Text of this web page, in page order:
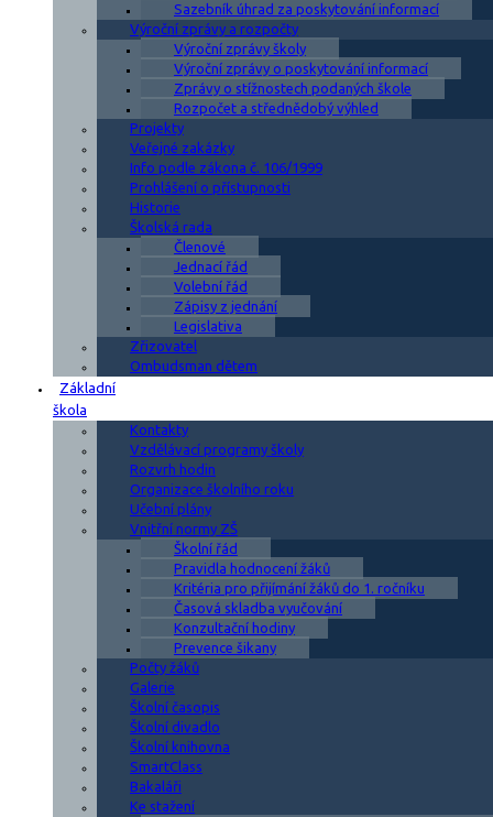
Sazebník úhrad za poskytování informací
Výroční zprávy a rozpočty
Výroční zprávy školy
Výroční zprávy o poskytování informací
Zprávy o stížnostech podaných škole
Rozpočet a střednědobý výhled
Projekty
Veřejné zakázky
Info podle zákona č. 106/1999
Prohlášení o přístupnosti
Historie
Školská rada
Členové
Jednací řád
Volební řád
Zápisy z jednání
Legislativa
Zřizovatel
Ombudsman dětem
Základní
škola
Kontakty
Vzdělávací programy školy
Rozvrh hodin
Organizace školního roku
Učební plány
Vnitřní normy ZŠ
Školní řád
Pravidla hodnocení žáků
Kritéria pro přijímání žáků do 1. ročníku
Časová skladba vyučování
Konzultační hodiny
Prevence šikany
Počty žáků
Galerie
Školní časopis
Školní divadlo
Školní knihovna
SmartClass
Bakaláři
Ke stažení